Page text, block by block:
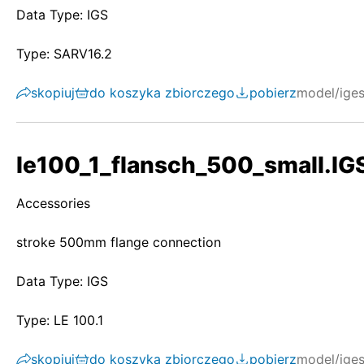
Data Type: IGS
Type: SARV16.2
skopiuj do koszyka zbiorczego pobierzmodel/iges
Accessories
stroke 500mm flange connection
Data Type: IGS
Type: LE 100.1
skopiuj do koszyka zbiorczego pobierzmodel/iges